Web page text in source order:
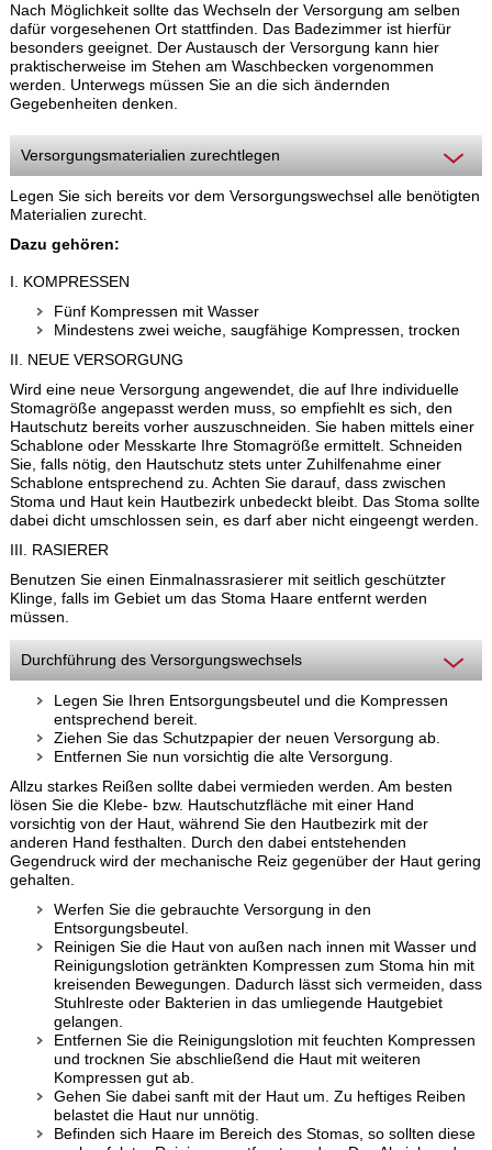
Nach Möglichkeit sollte das Wechseln der Versorgung am selben
dafür vorgesehenen Ort stattfinden. Das Badezimmer ist hierfür
besonders geeignet. Der Austausch der Versorgung kann hier
praktischerweise im Stehen am Waschbecken vorgenommen
werden. Unterwegs müssen Sie an die sich ändernden
Gegebenheiten denken.
Versorgungsmaterialien zurechtlegen
Legen Sie sich bereits vor dem Versorgungswechsel alle benötigten
Materialien zurecht.
Dazu gehören:
I. KOMPRESSEN
Fünf Kompressen mit Wasser
Mindestens zwei weiche, saugfähige Kompressen, trocken
II. NEUE VERSORGUNG
Wird eine neue Versorgung angewendet, die auf Ihre individuelle
Stomagröße angepasst werden muss, so empfiehlt es sich, den
Hautschutz bereits vorher auszuschneiden. Sie haben mittels einer
Schablone oder Messkarte Ihre Stomagröße ermittelt. Schneiden
Sie, falls nötig, den Hautschutz stets unter Zuhilfenahme einer
Schablone entsprechend zu. Achten Sie darauf, dass zwischen
Stoma und Haut kein Hautbezirk unbedeckt bleibt. Das Stoma sollte
dabei dicht umschlossen sein, es darf aber nicht eingeengt werden.
III. RASIERER
Benutzen Sie einen Einmalnassrasierer mit seitlich geschützter
Klinge, falls im Gebiet um das Stoma Haare entfernt werden
müssen.
Durchführung des Versorgungswechsels
Legen Sie Ihren Entsorgungsbeutel und die Kompressen
entsprechend bereit.
Ziehen Sie das Schutzpapier der neuen Versorgung ab.
Entfernen Sie nun vorsichtig die alte Versorgung.
Allzu starkes Reißen sollte dabei vermieden werden. Am besten
lösen Sie die Klebe- bzw. Hautschutzfläche mit einer Hand
vorsichtig von der Haut, während Sie den Hautbezirk mit der
anderen Hand festhalten. Durch den dabei entstehenden
Gegendruck wird der mechanische Reiz gegenüber der Haut gering
gehalten.
Werfen Sie die gebrauchte Versorgung in den
Entsorgungsbeutel.
Reinigen Sie die Haut von außen nach innen mit Wasser und
Reinigungslotion getränkten Kompressen zum Stoma hin mit
kreisenden Bewegungen. Dadurch lässt sich vermeiden, dass
Stuhlreste oder Bakterien in das umliegende Hautgebiet
gelangen.
Entfernen Sie die Reinigungslotion mit feuchten Kompressen
und trocknen Sie abschließend die Haut mit weiteren
Kompressen gut ab.
Gehen Sie dabei sanft mit der Haut um. Zu heftiges Reiben
belastet die Haut nur unnötig.
Befinden sich Haare im Bereich des Stomas, so sollten diese